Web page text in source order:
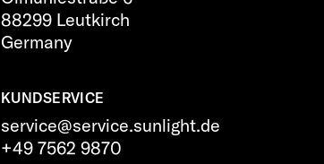
88299 Leutkirch
Germany
KUNDSERVICE
service@service.sunlight.de
+49 7562 9870